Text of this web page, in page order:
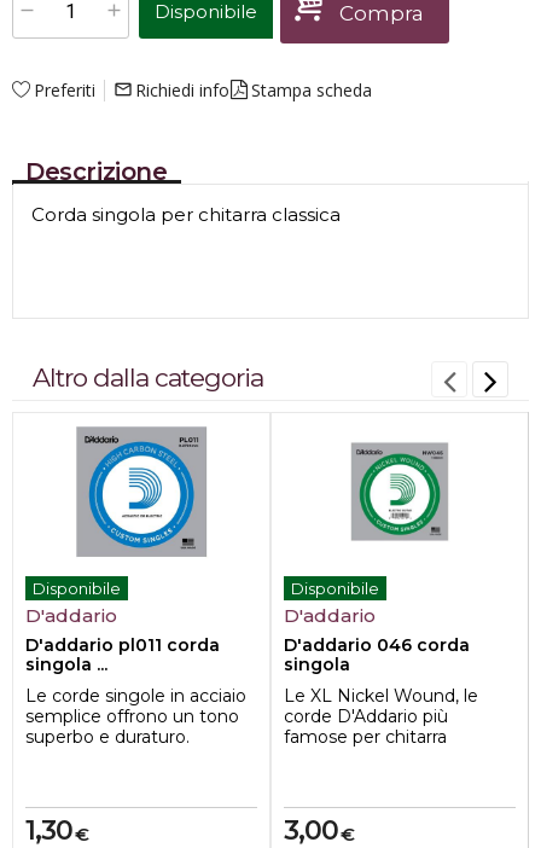
Disponibile Compra
Preferiti mail_outline Richiedi info Stampa scheda
Descrizione
Corda singola per chitarra classica
Altro dalla categoria
Disponibile
D'addario
D'addario pl011 corda
singola ...
Le corde singole in acciaio
semplice offrono un tono
superbo e duraturo.
€
1,30
Disponibile
D'addario
D'addario 046 corda
singola
Le XL Nickel Wound, le
corde D'Addario più
famose per chitarra
€
3,00